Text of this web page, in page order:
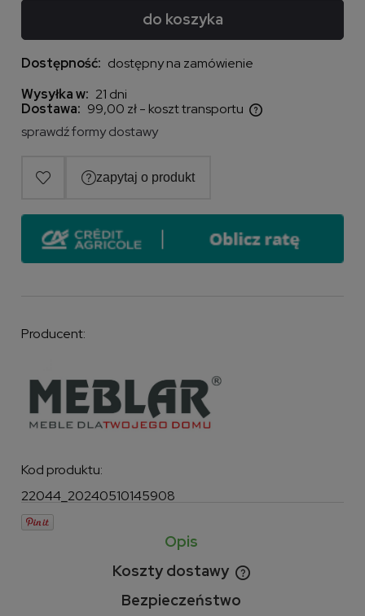
do koszyka
Dostępność: dostępny na zamówienie
Wysyłka w: 21 dni
Dostawa: 99,00 zł- koszt transportu
Cena nie zawiera ewentualnych kosztów płatności
sprawdź formy dostawy
Producent:
Kod produktu:
22044_20240510145908
Opis
Koszty dostawy
Cena nie zawiera ewentualnych kosztów płatności
Bezpieczeństwo